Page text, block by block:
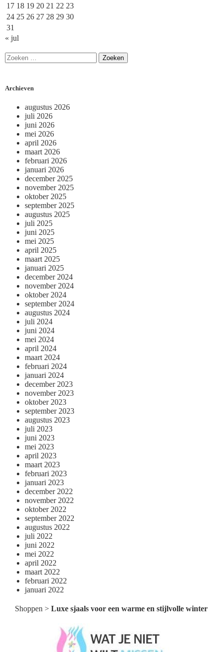
17 18 19 20 21 22 23
24 25 26 27 28 29 30
31
« jul
Archieven
augustus 2026
juli 2026
juni 2026
mei 2026
april 2026
maart 2026
februari 2026
januari 2026
december 2025
november 2025
oktober 2025
september 2025
augustus 2025
juli 2025
juni 2025
mei 2025
april 2025
maart 2025
januari 2025
december 2024
november 2024
oktober 2024
september 2024
augustus 2024
juli 2024
juni 2024
mei 2024
april 2024
maart 2024
februari 2024
januari 2024
december 2023
november 2023
oktober 2023
september 2023
augustus 2023
juli 2023
juni 2023
mei 2023
april 2023
maart 2023
februari 2023
januari 2023
december 2022
november 2022
oktober 2022
september 2022
augustus 2022
juli 2022
juni 2022
mei 2022
april 2022
maart 2022
februari 2022
januari 2022
Shoppen > Luxe sjaals voor een warme en stijlvolle winter